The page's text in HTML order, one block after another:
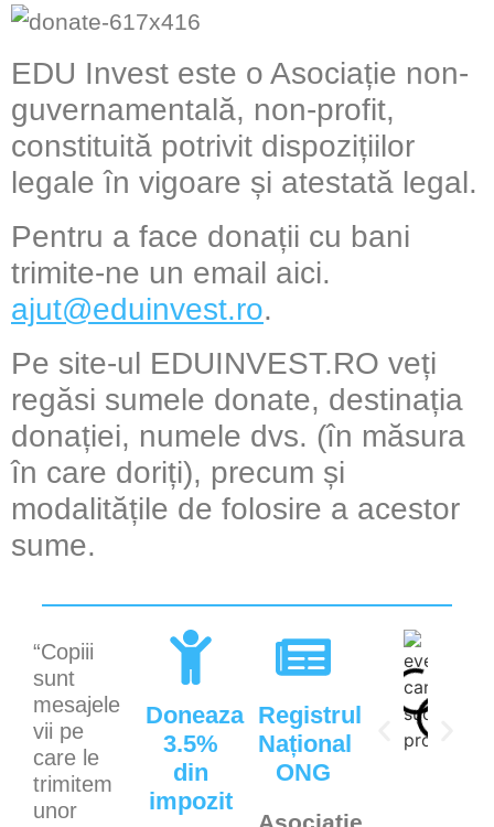
EDU Invest este o Asociație non-
guvernamentală, non-profit,
constituită potrivit dispozițiilor
legale în vigoare și atestată legal.
Pentru a face donații cu bani
trimite-ne un email aici.
ajut@eduinvest.ro.
Pe site-ul EDUINVEST.RO veți
regăsi sumele donate, destinația
donației, numele dvs. (în măsura
în care doriți), precum și
modalitățile de folosire a acestor
sume.
“Copiii
sunt
mesajele
vii pe
care le
trimitem
unor
Doneaza
3.5%
din
impozit
Registrul
Național
ONG
Asociație